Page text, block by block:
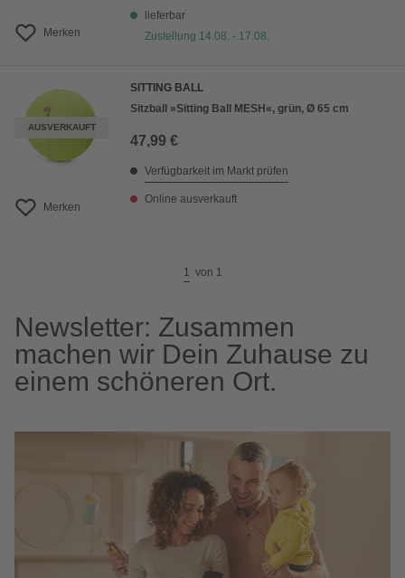
Merken
lieferbar
Zustellung 14.08. - 17.08.
AUSVERKAUFT
Merken
SITTING BALL
Sitzball »Sitting Ball MESH«, grün, Ø 65 cm
47,99 €
Verfügbarkeit im Markt prüfen
Online ausverkauft
1 von 1
Newsletter: Zusammen
machen wir Dein Zuhause zu
einem schöneren Ort.